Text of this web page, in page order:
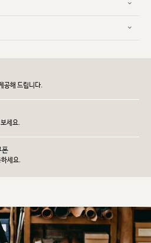
공해 드립니다.
세요.
폰
세요.